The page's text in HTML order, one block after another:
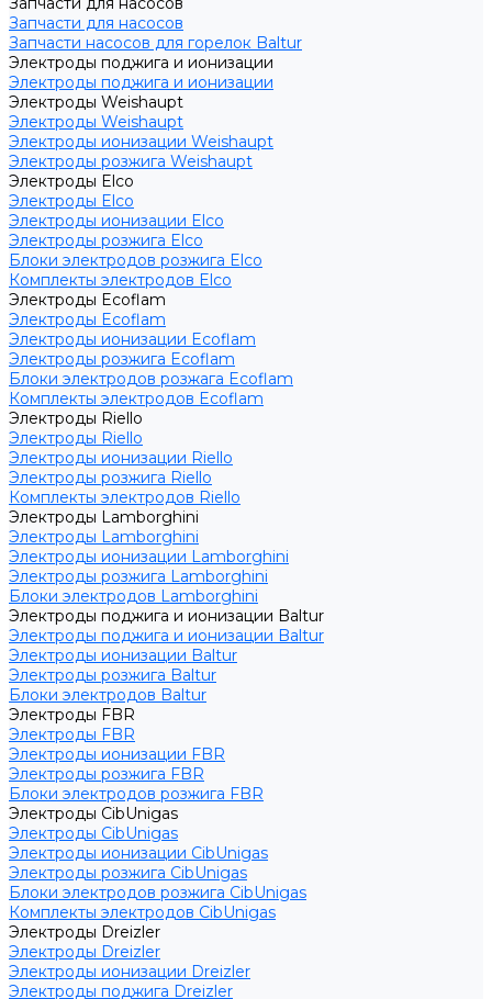
Запчасти для насосов
Запчасти насосов для горелок Baltur
Электроды поджига и ионизации
Электроды поджига и ионизации
Электроды Weishaupt
Электроды Weishaupt
Электроды ионизации Weishaupt
Электроды розжига Weishaupt
Электроды Elco
Электроды Elco
Электроды ионизации Elco
Электроды розжига Elco
Блоки электродов розжига Elco
Комплекты электродов Elco
Электроды Ecoflam
Электроды Ecoflam
Электроды ионизации Ecoflam
Электроды розжига Ecoflam
Блоки электродов розжага Ecoflam
Комплекты электродов Ecoflam
Электроды Riello
Электроды Riello
Электроды ионизации Riello
Электроды розжига Riello
Комплекты электродов Riello
Электроды Lamborghini
Электроды Lamborghini
Электроды ионизации Lamborghini
Электроды розжига Lamborghini
Блоки электродов Lamborghini
Электроды поджига и ионизации Baltur
Электроды поджига и ионизации Baltur
Электроды ионизации Baltur
Электроды розжига Baltur
Блоки электродов Baltur
Электроды FBR
Электроды FBR
Электроды ионизации FBR
Электроды розжига FBR
Блоки электродов розжига FBR
Электроды CibUnigas
Электроды CibUnigas
Электроды ионизации CibUnigas
Электроды розжига CibUnigas
Блоки электродов розжига CibUnigas
Комплекты электродов CibUnigas
Электроды Dreizler
Электроды Dreizler
Электроды ионизации Dreizler
Электроды поджига Dreizler